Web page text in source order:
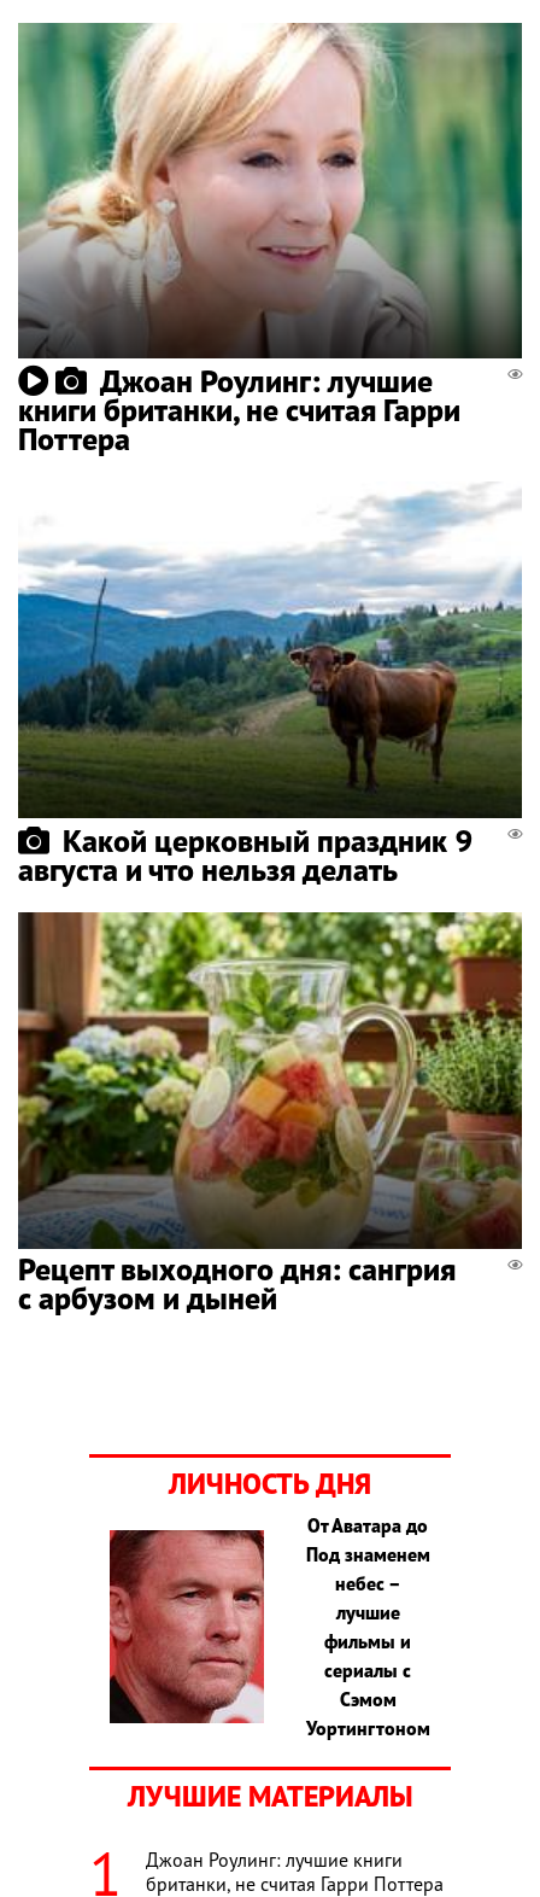
Джоан Роулинг: лучшие
книги британки, не считая Гарри
Поттера
Какой церковный праздник 9
августа и что нельзя делать
Рецепт выходного дня: сангрия
с арбузом и дыней
ЛИЧНОСТЬ ДНЯ
От Аватара до
Под знаменем
небес –
лучшие
фильмы и
сериалы с
Сэмом
Уортингтоном
ЛУЧШИЕ МАТЕРИАЛЫ
Джоан Роулинг: лучшие книги
британки, не считая Гарри Поттера